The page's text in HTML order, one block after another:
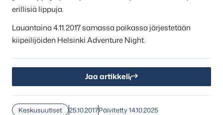
erillisiä lippuja.
Lauantaina 4.11.2017 samassa paikassa järjestetään
kiipeilijöiden Helsinki Adventure Night.
Jaa artikkeli
Keskusuutiset 25.10.2017Päivitetty 14.10.2025